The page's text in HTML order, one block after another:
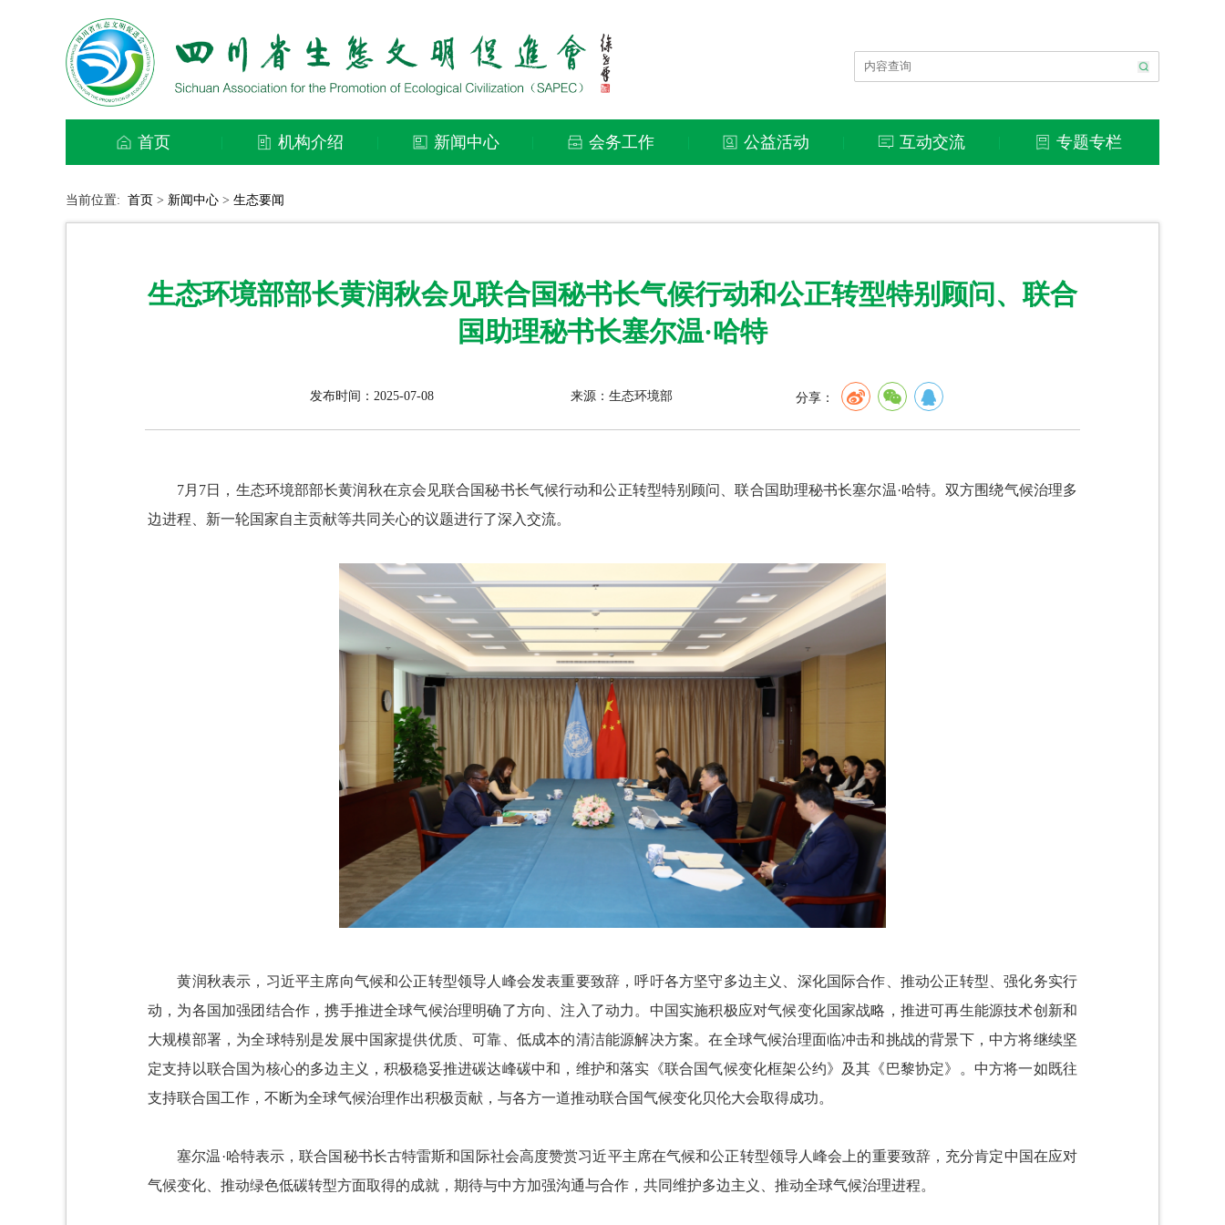
首页 机构介绍 新闻中心 会务工作 公益活动 互动交流 专题专栏
当前位置: 首页 > 新闻中心 > 生态要闻
生态环境部部长黄润秋会见联合国秘书长气候行动和公正转型特别顾问、联合
国助理秘书长塞尔温·哈特
发布时间：2025-07-08 来源：生态环境部 分享：
7月7日，生态环境部部长黄润秋在京会见联合国秘书长气候行动和公正转型特别顾问、联合国助理秘书长塞尔温·哈特。双方围绕气候治理多
边进程、新一轮国家自主贡献等共同关心的议题进行了深入交流。
黄润秋表示，习近平主席向气候和公正转型领导人峰会发表重要致辞，呼吁各方坚守多边主义、深化国际合作、推动公正转型、强化务实行
动，为各国加强团结合作，携手推进全球气候治理明确了方向、注入了动力。中国实施积极应对气候变化国家战略，推进可再生能源技术创新和
大规模部署，为全球特别是发展中国家提供优质、可靠、低成本的清洁能源解决方案。在全球气候治理面临冲击和挑战的背景下，中方将继续坚
定支持以联合国为核心的多边主义，积极稳妥推进碳达峰碳中和，维护和落实《联合国气候变化框架公约》及其《巴黎协定》。中方将一如既往
支持联合国工作，不断为全球气候治理作出积极贡献，与各方一道推动联合国气候变化贝伦大会取得成功。
塞尔温·哈特表示，联合国秘书长古特雷斯和国际社会高度赞赏习近平主席在气候和公正转型领导人峰会上的重要致辞，充分肯定中国在应对
气候变化、推动绿色低碳转型方面取得的成就，期待与中方加强沟通与合作，共同维护多边主义、推动全球气候治理进程。